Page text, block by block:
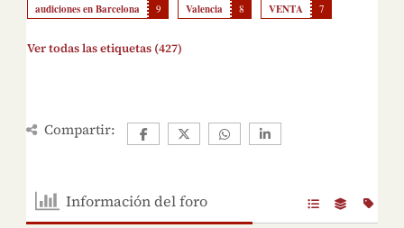
audiciones en Barcelona 9 Valencia 8 VENTA 7
Ver todas las etiquetas (427)
Compartir:
Información del foro